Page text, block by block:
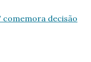
comemora decisão